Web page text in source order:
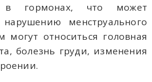
в гормонах, что может
менструального
могут относиться головная
болезнь груди, изменения